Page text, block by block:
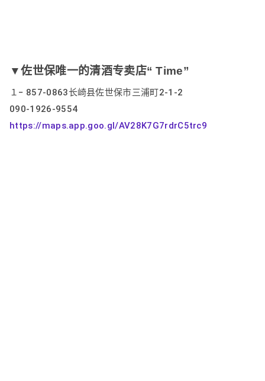
▼佐世保唯一的清酒专卖店“ Time”
１− 857-0863长崎县佐世保市三浦町2-1-2
https://maps.app.goo.gl/AV28K7G7rdrC5trc9